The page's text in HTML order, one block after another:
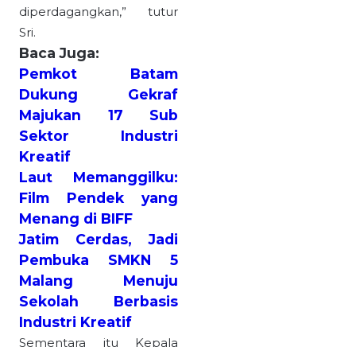
diperdagangkan,” tutur
Sri.
Baca Juga:
Pemkot Batam
Dukung Gekraf
Majukan 17 Sub
Sektor Industri
Kreatif
Laut Memanggilku:
Film Pendek yang
Menang di BIFF
Jatim Cerdas, Jadi
Pembuka SMKN 5
Malang Menuju
Sekolah Berbasis
Industri Kreatif
Sementara itu Kepala